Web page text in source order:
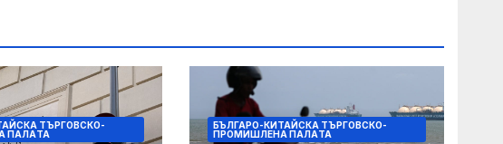
ТЪРГОВСКО-
ПАЛAТА
БЪЛГАРО-КИТАЙСКА ТЪРГОВСКО-
ПРОМИШЛЕНА ПАЛAТА